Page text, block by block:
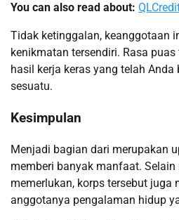
You can also read about:
Tidak ketinggalan, keanggotaan
kenikmatan tersendiri. Rasa
hasil kerja keras yang telah
sesuatu.
Kesimpulan
Menjadi bagian dari merupakan
memberi banyak manfaat.
memerlukan, korps tersebut juga
anggotanya pengalaman hidup